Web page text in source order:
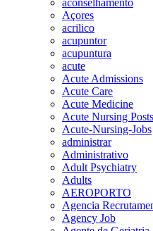
Açores
acrilico
acupuntor
acupuntura
acute
Acute Admissions
Acute Care
Acute Medicine
Acute Nursing
Acute-Nursing-Jobs
administrar
Administrativo
Adult Psychiatry
Adults
AEROPORTO
Agencia
Agency Job